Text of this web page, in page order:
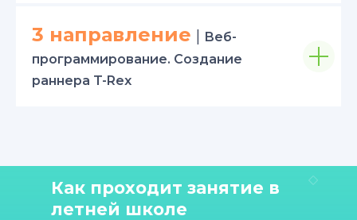
3 направление | Веб-
программирование. Создание
раннера T-Rex
Как проходит занятие в
летней школе